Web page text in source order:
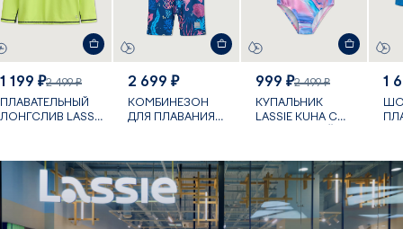
1 199 ₽2 499 ₽
ПЛАВАТЕЛЬНЫЙ
ЛОНГСЛИВ LASSIE
2 699 ₽
КОМБИНЕЗОН
ДЛЯ ПЛАВАНИЯ
999 ₽2 499 ₽
КУПАЛЬНИК
LASSIE KUHA С
1